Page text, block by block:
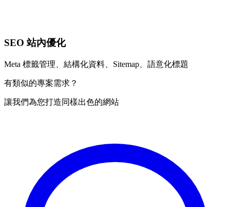
SEO 站內優化
Meta 標籤管理、結構化資料、Sitemap、語意化標題
有類似的專案需求？
讓我們為您打造同樣出色的網站